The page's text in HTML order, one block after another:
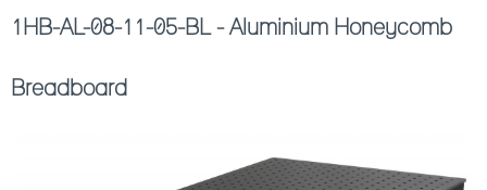
1HB-AL-08-11-05-BL - Aluminium Honeycomb
Breadboard